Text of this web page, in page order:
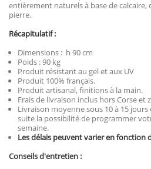
entièrement naturels à base de calcaire,
pierre.
Récapitulatif :
Dimensions : h 90 cm
Poids : 90 kg
Produit résistant au gel et aux UV
Produit 100% français.
Produit artisanal, finitions à la main.
Frais de livraison inclus hors Corse et
Livraison moyenne sous 10 à 15
suite la possibilité de programmer
semaine.
Les délais peuvent varier en fonction
Conseils d'entretien :